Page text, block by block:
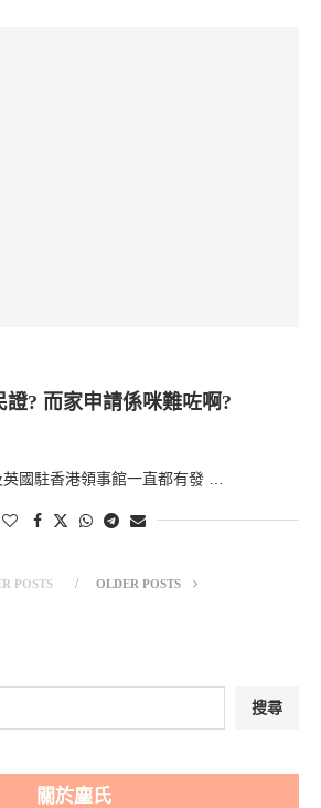
? 而家申請係咪難咗啊?
國駐香港領事館一直都有發 …
POSTS OLDER POSTS
搜尋
關於塵氏